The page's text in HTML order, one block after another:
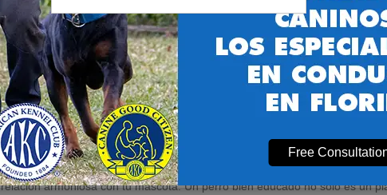
Free
profesional puede ofrecerte consejos valiosos y técnicas que quizás no
**Disfruta del Proceso**
Finalmente, recuerda que el adiestramiento debe ser una experiencia
pasas juntos y celebra cada pequeño éxito. Un perro bien adiestrado es un
Conclusión
El adiestramiento canino es un viaje que requiere tiempo, esfuerzo y
relación armoniosa con tu mascota. Un perro bien educado no solo es un